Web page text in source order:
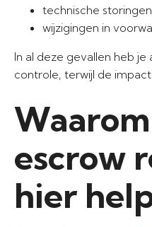
technische
wijzigingen in
In al deze gevallen heb
controle, terwijl de
escrow
hier